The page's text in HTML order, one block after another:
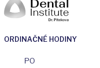
ORDINAČNÉ HODINY
PO